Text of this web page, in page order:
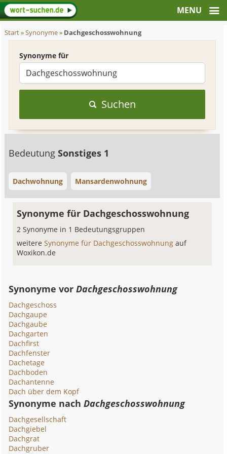
Start»Synonyme» Dachgeschosswohnung
Synonyme für
Suchen
BedeutungSonstiges 1
Dachwohnung Mansardenwohnung
Synonyme für Dachgeschosswohnung
2 Synonyme in 1 Bedeutungsgruppen
weitereSynonyme für Dachgeschosswohnungauf
Woxikon.de
Synonyme vorDachgeschosswohnung
Dachgeschoss
Dachgaupe
Dachgaube
Dachgarten
Dachfirst
Dachfenster
Dachetage
Dachboden
Dachantenne
Dach über dem Kopf
Synonyme nachDachgeschosswohnung
Dachgesellschaft
Dachgiebel
Dachgrat
Dachgruber